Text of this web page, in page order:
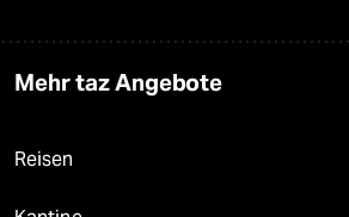
Mehr taz Angebote
Reisen